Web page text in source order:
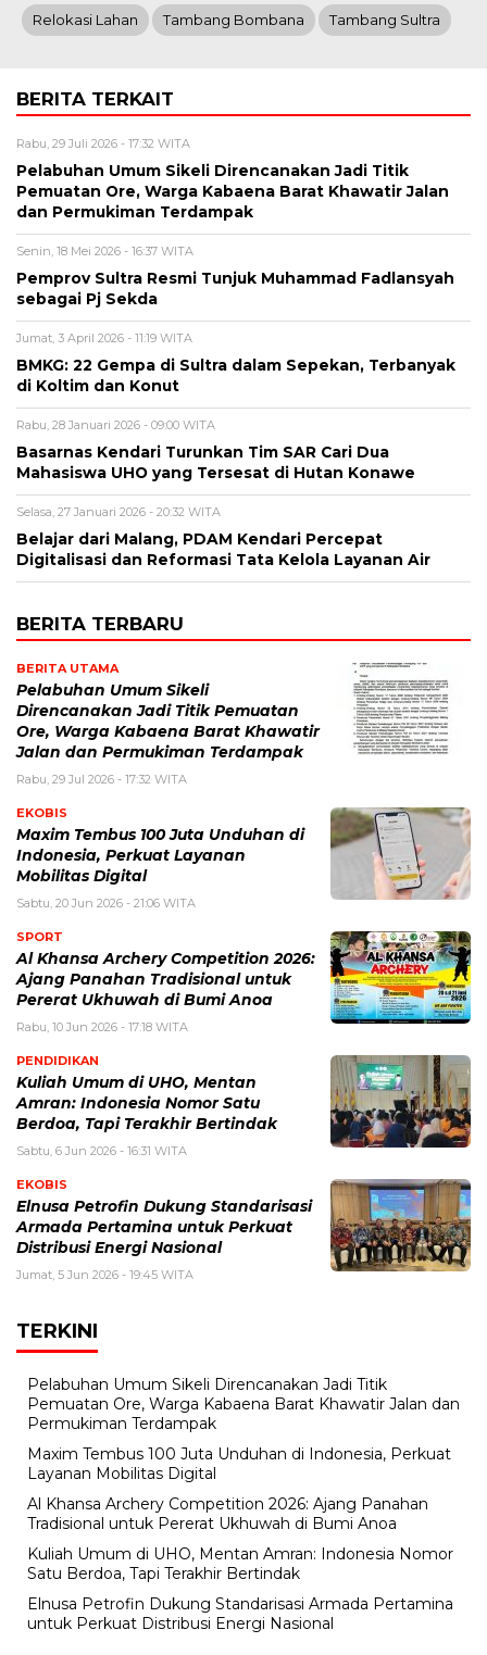
Relokasi Lahan Tambang Bombana Tambang Sultra
BERITA TERKAIT
Rabu, 29 Juli 2026 - 17:32 WITA
Pelabuhan Umum Sikeli Direncanakan Jadi Titik
Pemuatan Ore, Warga Kabaena Barat Khawatir Jalan
dan Permukiman Terdampak
Senin, 18 Mei 2026 - 16:37 WITA
Pemprov Sultra Resmi Tunjuk Muhammad Fadlansyah
sebagai Pj Sekda
Jumat, 3 April 2026 - 11:19 WITA
BMKG: 22 Gempa di Sultra dalam Sepekan, Terbanyak
di Koltim dan Konut
Rabu, 28 Januari 2026 - 09:00 WITA
Basarnas Kendari Turunkan Tim SAR Cari Dua
Mahasiswa UHO yang Tersesat di Hutan Konawe
Selasa, 27 Januari 2026 - 20:32 WITA
Belajar dari Malang, PDAM Kendari Percepat
Digitalisasi dan Reformasi Tata Kelola Layanan Air
BERITA TERBARU
BERITA UTAMA
Pelabuhan Umum Sikeli
Direncanakan Jadi Titik Pemuatan
Ore, Warga Kabaena Barat Khawatir
Jalan dan Permukiman Terdampak
Rabu, 29 Jul 2026 - 17:32 WITA
EKOBIS
Maxim Tembus 100 Juta Unduhan di
Indonesia, Perkuat Layanan
Mobilitas Digital
Sabtu, 20 Jun 2026 - 21:06 WITA
SPORT
Al Khansa Archery Competition 2026:
Ajang Panahan Tradisional untuk
Pererat Ukhuwah di Bumi Anoa
Rabu, 10 Jun 2026 - 17:18 WITA
PENDIDIKAN
Kuliah Umum di UHO, Mentan
Amran: Indonesia Nomor Satu
Berdoa, Tapi Terakhir Bertindak
Sabtu, 6 Jun 2026 - 16:31 WITA
EKOBIS
Elnusa Petrofin Dukung Standarisasi
Armada Pertamina untuk Perkuat
Distribusi Energi Nasional
Jumat, 5 Jun 2026 - 19:45 WITA
TERKINI
Pelabuhan Umum Sikeli Direncanakan Jadi Titik
Pemuatan Ore, Warga Kabaena Barat Khawatir Jalan dan
Permukiman Terdampak
Maxim Tembus 100 Juta Unduhan di Indonesia, Perkuat
Layanan Mobilitas Digital
Al Khansa Archery Competition 2026: Ajang Panahan
Tradisional untuk Pererat Ukhuwah di Bumi Anoa
Kuliah Umum di UHO, Mentan Amran: Indonesia Nomor
Satu Berdoa, Tapi Terakhir Bertindak
Elnusa Petrofin Dukung Standarisasi Armada Pertamina
untuk Perkuat Distribusi Energi Nasional